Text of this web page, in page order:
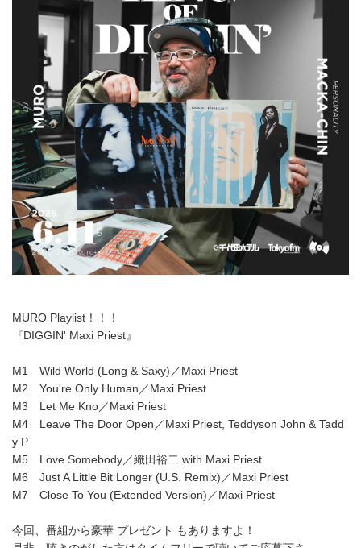
MURO Playlist！！！
『DIGGIN' Maxi Priest』
M1 Wild World (Long & Saxy)／Maxi Priest
M2 You're Only Human／Maxi Priest
M3 Let Me Kno／Maxi Priest
M4 Leave The Door Open／Maxi Priest, Teddyson John & Tadd
y P
M5 Love Somebody／織田裕二 with Maxi Priest
M6 Just A Little Bit Longer (U.S. Remix)／Maxi Priest
M7 Close To You (Extended Version)／Maxi Priest
今回、番組から豪華 プレゼント もありますよ！